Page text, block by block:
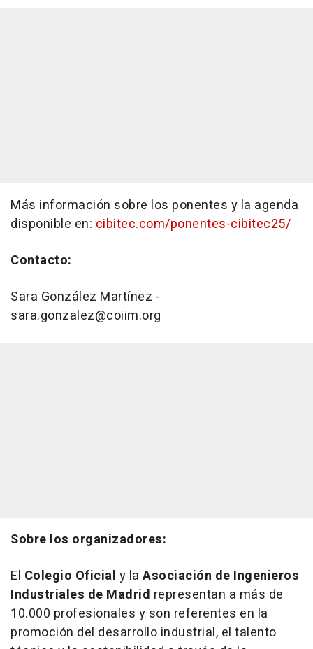
Más información sobre los ponentes y la agenda
disponible en: cibitec.com/ponentes-cibitec25/
Contacto:
Sara González Martínez -
sara.gonzalez@coiim.org
Sobre los organizadores:
El Colegio Oficial y la Asociación de Ingenieros
Industriales de Madrid representan a más de
10.000 profesionales y son referentes en la
promoción del desarrollo industrial, el talento